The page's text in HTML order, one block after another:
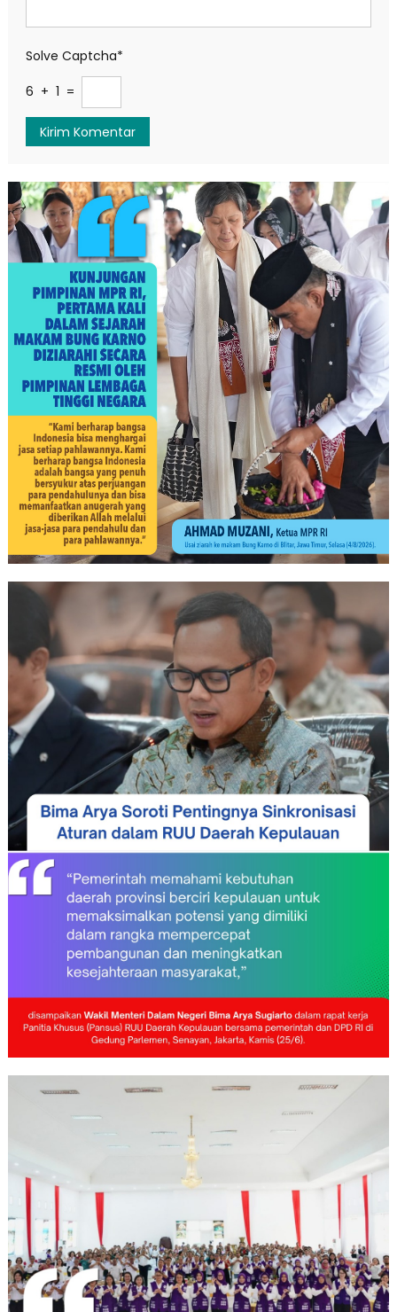
Solve Captcha*
6 + 1 =